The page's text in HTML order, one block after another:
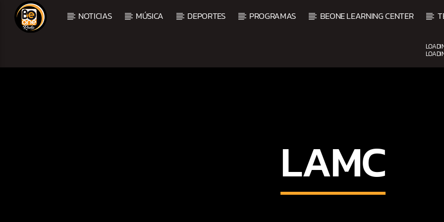
NOTICIAS MÚSICA DEPORTES PROGRAMAS BEONE LEARNING CENTER
7:00 PM 9:00 PM
LAMC